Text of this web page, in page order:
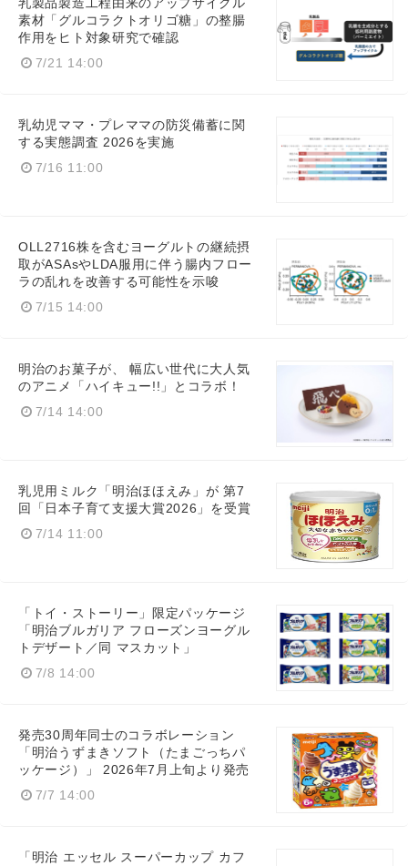
乳製品製造工程由来のアップサイクル
素材「グルコラクトオリゴ糖」の整腸
作用をヒト対象研究で確認
7/21 14:00
乳幼児ママ・プレママの防災備蓄に関
する実態調査 2026を実施
7/16 11:00
OLL2716株を含むヨーグルトの継続摂
取がASAsやLDA服用に伴う腸内フロー
ラの乱れを改善する可能性を示唆
7/15 14:00
明治のお菓子が、 幅広い世代に大人気
のアニメ「ハイキュー!!」とコラボ！
7/14 14:00
乳児用ミルク「明治ほほえみ」が 第7
回「日本子育て支援大賞2026」を受賞
7/14 11:00
「トイ・ストーリー」限定パッケージ
「明治ブルガリア フローズンヨーグル
トデザート／同 マスカット」
7/8 14:00
発売30周年同士のコラボレーション
「明治うずまきソフト（たまごっちパ
ッケージ）」 2026年7月上旬より発売
7/7 14:00
「明治 エッセル スーパーカップ カフ